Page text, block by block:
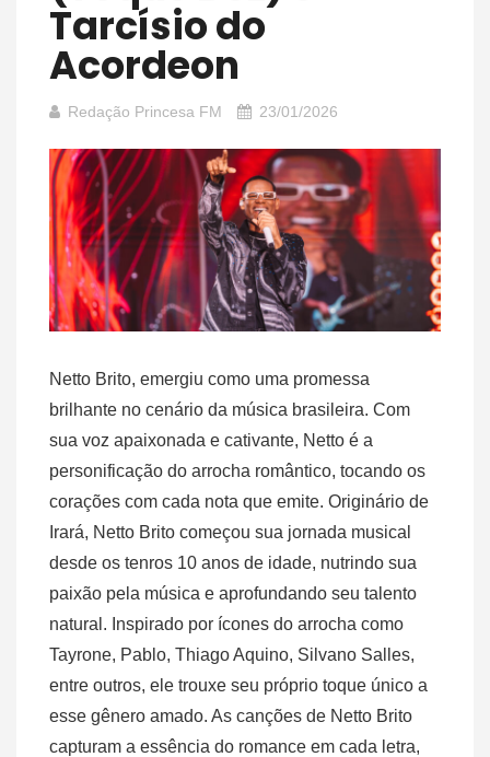
Tarcísio do
Acordeon
Redação Princesa FM 23/01/2026
Netto Brito, emergiu como uma promessa
brilhante no cenário da música brasileira. Com
sua voz apaixonada e cativante, Netto é a
personificação do arrocha romântico, tocando os
corações com cada nota que emite. Originário de
Irará, Netto Brito começou sua jornada musical
desde os tenros 10 anos de idade, nutrindo sua
paixão pela música e aprofundando seu talento
natural. Inspirado por ícones do arrocha como
Tayrone, Pablo, Thiago Aquino, Silvano Salles,
entre outros, ele trouxe seu próprio toque único a
esse gênero amado. As canções de Netto Brito
capturam a essência do romance em cada letra,